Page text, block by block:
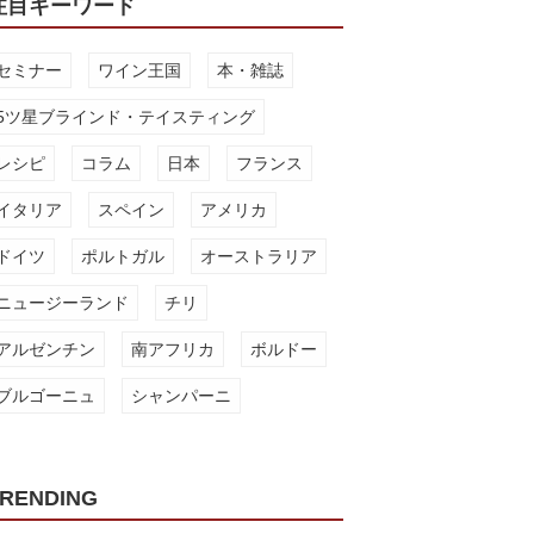
目キーワード
ミナー ワイン王国 本・雑誌
ツ星ブラインド・テイスティング
シピ コラム 日本 フランス
タリア スペイン アメリカ
ドイツ ポルトガル オーストラリア
ュージーランド チリ
ルゼンチン 南アフリカ ボルドー
ルゴーニュ シャンパーニ